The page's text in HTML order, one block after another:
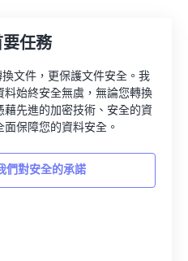
任務
文件，更保護文件安全。我
始終安全無虞，無論您轉換
先進的加密技術、安全的資
保障您的資料安全。
們對安全的承諾